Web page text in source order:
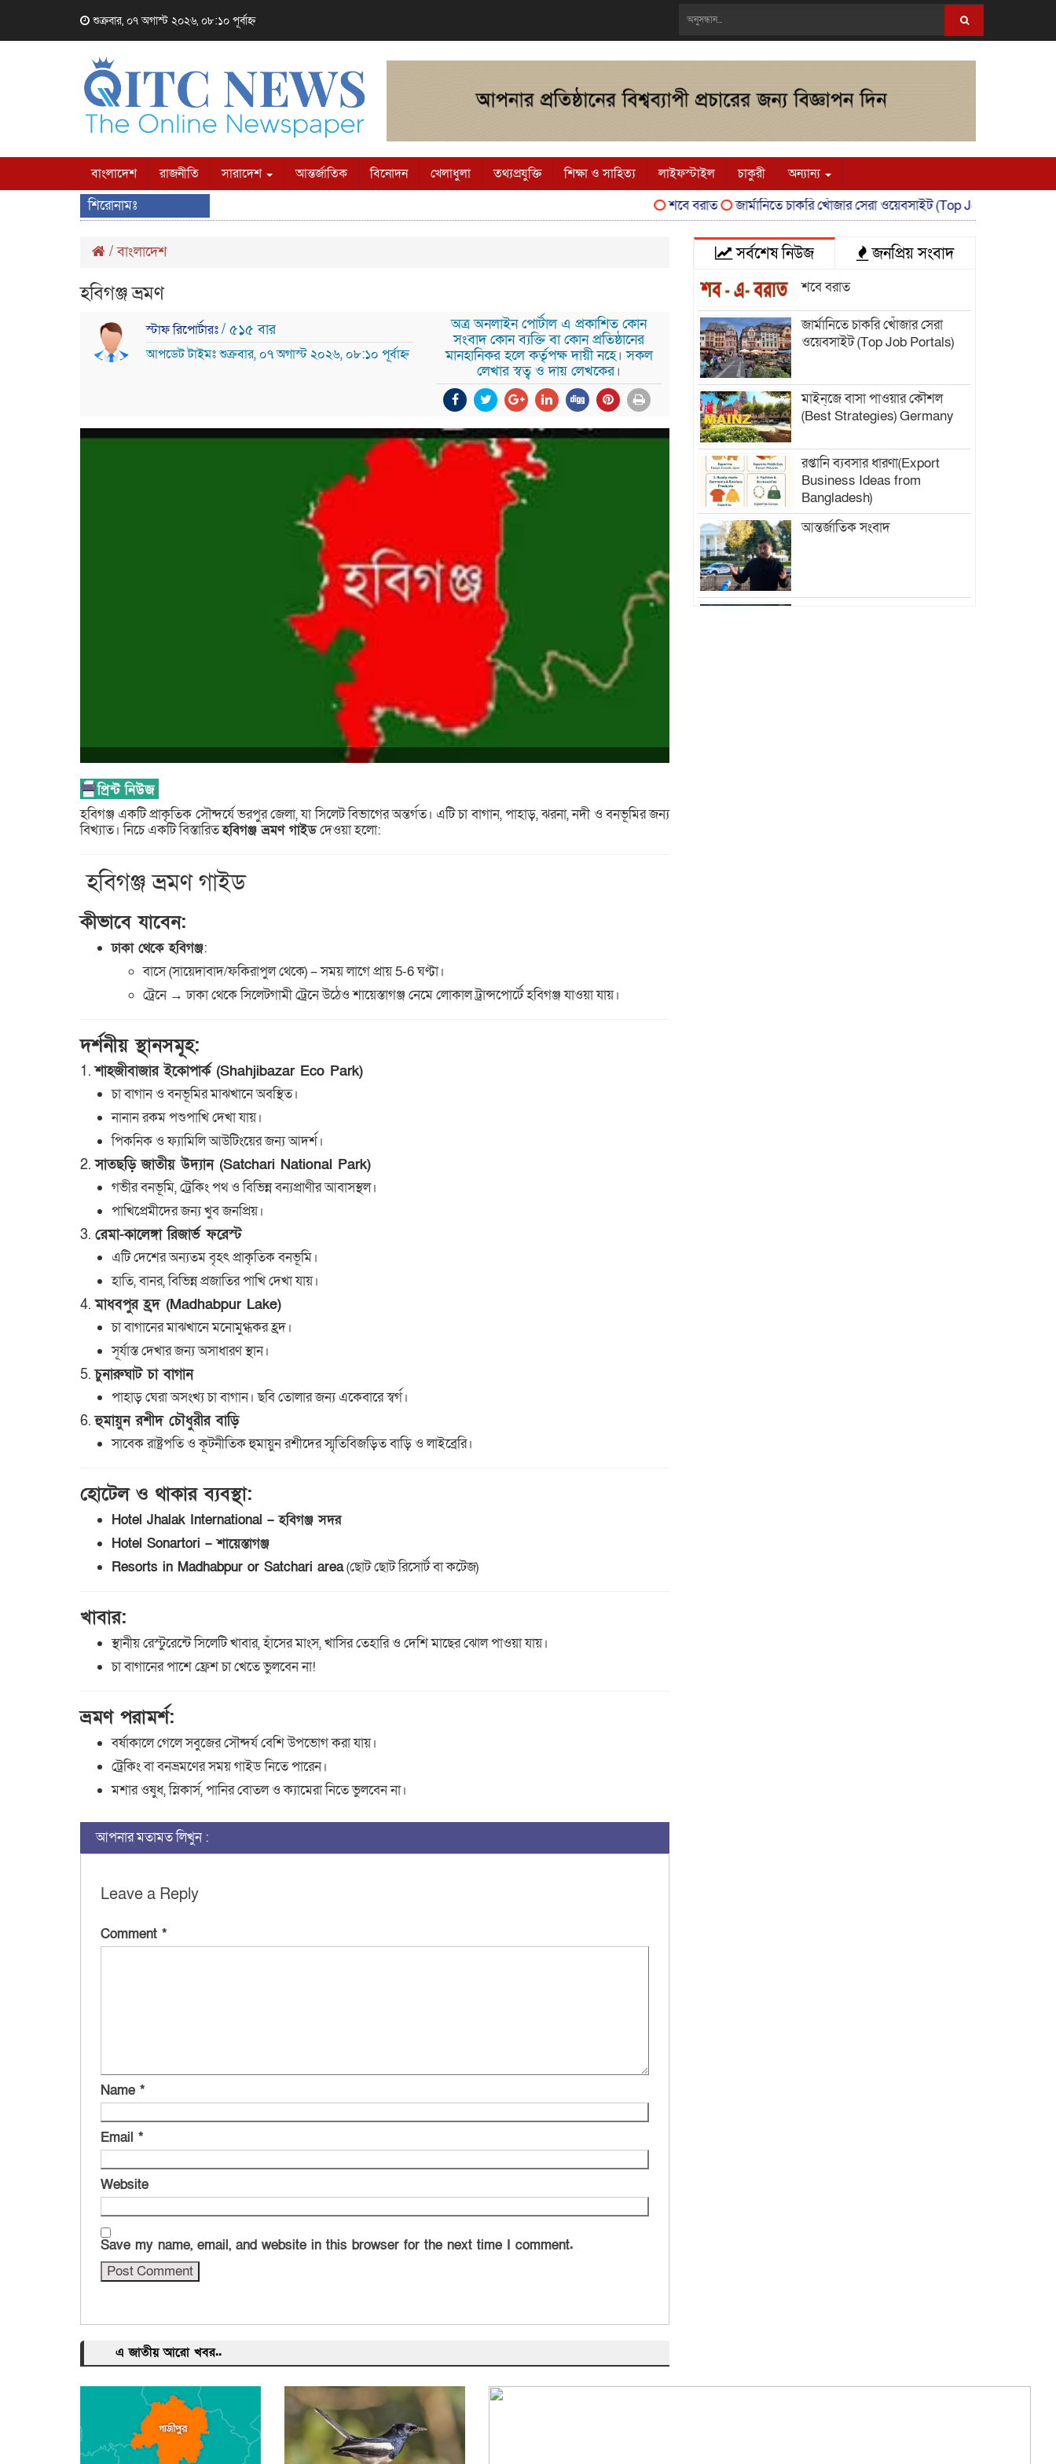
শুক্রবার, ০৭ অগাস্ট ২০২৬, ০৮:১০ পূর্বাহ্ন
বাংলাদেশ রাজনীতি সারাদেশ আন্তর্জাতিক বিনোদন খেলাধুলা তথ্যপ্রযুক্তি শিক্ষা ও সাহিত্য লাইফস্টাইল চাকুরী অন্যান্য
শিরোনামঃ শবে বরাত জার্মানিতে চাকরি খোঁজার সেরা ওয়েবসাইট (Top Job Portals)
/বাংলাদেশ
হবিগঞ্জ ভ্রমণ
স্টাফ রিপোর্টারঃ/ ৫১৫ বার
আপডেট টাইমঃ শুক্রবার, ০৭ অগাস্ট ২০২৬, ০৮:১০ পূর্বাহ্ন
অত্র অনলাইন পোর্টাল এ প্রকাশিত কোন
সংবাদ কোন ব্যক্তি বা কোন প্রতিষ্ঠানের
মানহানিকর হলে কর্তৃপক্ষ দায়ী নহে। সকল
লেখার স্বত্ব ও দায় লেখকের।
হবিগঞ্জ একটি প্রাকৃতিক সৌন্দর্যে ভরপুর জেলা, যা সিলেট বিভাগের অন্তর্গত। এটি চা বাগান, পাহাড়, ঝরনা, নদী ও বনভূমির জন্য
বিখ্যাত। নিচে একটি বিস্তারিতহবিগঞ্জ ভ্রমণ গাইডদেওয়া হলো:
️ হবিগঞ্জ ভ্রমণ গাইড
কীভাবে যাবেন:
ঢাকা থেকে হবিগঞ্জ:
বাসে (সায়েদাবাদ/ফকিরাপুল থেকে) – সময় লাগে প্রায় 5-6 ঘণ্টা।
ট্রেনে → ঢাকা থেকে সিলেটগামী ট্রেনে উঠেও শায়েস্তাগঞ্জ নেমে লোকাল ট্রান্সপোর্টে হবিগঞ্জ যাওয়া যায়।
দর্শনীয় স্থানসমূহ:
1.শাহজীবাজার ইকোপার্ক (Shahjibazar Eco Park)
চা বাগান ও বনভূমির মাঝখানে অবস্থিত।
নানান রকম পশুপাখি দেখা যায়।
পিকনিক ও ফ্যামিলি আউটিংয়ের জন্য আদর্শ।
2.সাতছড়ি জাতীয় উদ্যান (Satchari National Park)
গভীর বনভূমি, ট্রেকিং পথ ও বিভিন্ন বন্যপ্রাণীর আবাসস্থল।
পাখিপ্রেমীদের জন্য খুব জনপ্রিয়।
3. রেমা-কালেঙ্গা রিজার্ভ ফরেস্ট
এটি দেশের অন্যতম বৃহৎ প্রাকৃতিক বনভূমি।
হাতি, বানর, বিভিন্ন প্রজাতির পাখি দেখা যায়।
4.মাধবপুর হ্রদ (Madhabpur Lake)
চা বাগানের মাঝখানে মনোমুগ্ধকর হ্রদ।
সূর্যাস্ত দেখার জন্য অসাধারণ স্থান।
5.চুনারুঘাট চা বাগান
পাহাড় ঘেরা অসংখ্য চা বাগান। ছবি তোলার জন্য একেবারে স্বর্গ।
6.হুমায়ুন রশীদ চৌধুরীর বাড়ি
সাবেক রাষ্ট্রপতি ও কূটনীতিক হুমায়ুন রশীদের স্মৃতিবিজড়িত বাড়ি ও লাইব্রেরি।
হোটেল ও থাকার ব্যবস্থা:
Hotel Jhalak International – হবিগঞ্জ সদর
Hotel Sonartori – শায়েস্তাগঞ্জ
Resorts in Madhabpur or Satchari area(ছোট ছোট রিসোর্ট বা কটেজ)
খাবার:
স্থানীয় রেস্টুরেন্টে সিলেটি খাবার, হাঁসের মাংস, খাসির তেহারি ও দেশি মাছের ঝোল পাওয়া যায়।
চা বাগানের পাশে ফ্রেশ চা খেতে ভুলবেন না!
ভ্রমণ পরামর্শ:
বর্ষাকালে গেলে সবুজের সৌন্দর্য বেশি উপভোগ করা যায়।
ট্রেকিং বা বনভ্রমণের সময় গাইড নিতে পারেন।
মশার ওষুধ, স্নিকার্স, পানির বোতল ও ক্যামেরা নিতে ভুলবেন না।
আপনার মতামত লিখুন :
Leave a Reply
Comment *
Name *
Email *
Website
Save my name, email, and website in this browser for the next time I comment.
এ জাতীয় আরো খবর..
সর্বশেষ নিউজ জনপ্রিয় সংবাদ
শবে বরাত
জার্মানিতে চাকরি খোঁজার সেরা
ওয়েবসাইট (Top Job Portals)
মাইন্‌জে বাসা পাওয়ার কৌশল
(Best Strategies) Germany
রপ্তানি ব্যবসার ধারণা(Export
Business Ideas from
Bangladesh)
আন্তর্জাতিক সংবাদ